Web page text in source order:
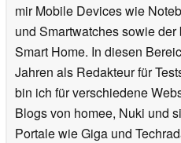
mir Mobile Devices wie
und Smartwatches sowie
Smart Home. In diesen
Jahren als Redakteur für
bin ich für verschiedene
Blogs von homee, Nuki und
Portale wie Giga und